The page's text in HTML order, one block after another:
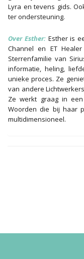
Lyra en tevens gids.
ter ondersteuning.
Over Esther: Esther is
Channel en ET
Sterrenfamilie van
informatie, heling,
unieke proces. Ze
van andere
Ze werkt graag in
Woorden die bij haar
multidimensioneel.